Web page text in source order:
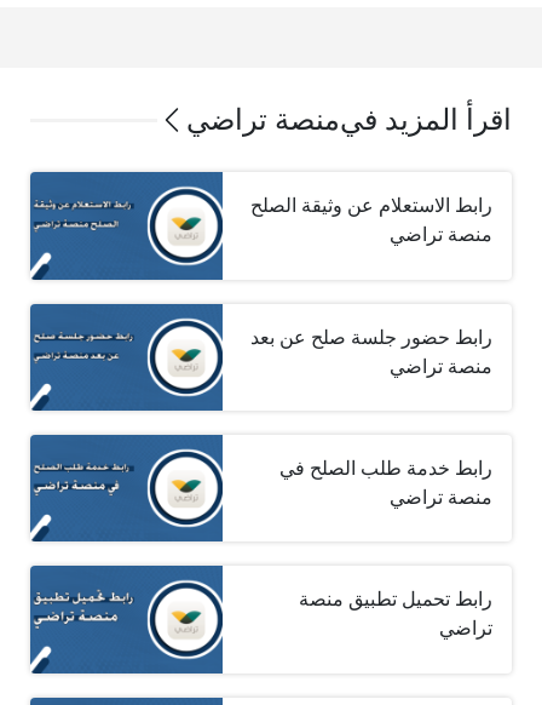
اقرأ المزيد فيمنصة تراضي
رابط الاستعلام عن وثيقة الصلح
منصة تراضي
رابط حضور جلسة صلح عن بعد
منصة تراضي
رابط خدمة طلب الصلح في
منصة تراضي
رابط تحميل تطبيق منصة
تراضي